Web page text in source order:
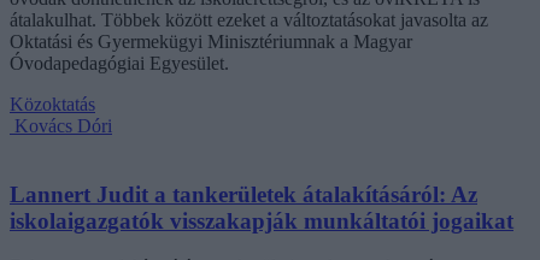
átalakulhat. Többek között ezeket a változtatásokat javasolta az
Oktatási és Gyermekügyi Minisztériumnak a Magyar
Óvodapedagógiai Egyesület.
Közoktatás
Kovács Dóri
Lannert Judit a tankerületek átalakításáról: Az
iskolaigazgatók visszakapják munkáltatói jogaikat